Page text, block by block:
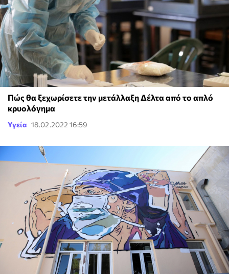
Πώς θα ξεχωρίσετε την μετάλλαξη Δέλτα από το απλό
κρυολόγημα
Υγεία 18.02.2022 16:59